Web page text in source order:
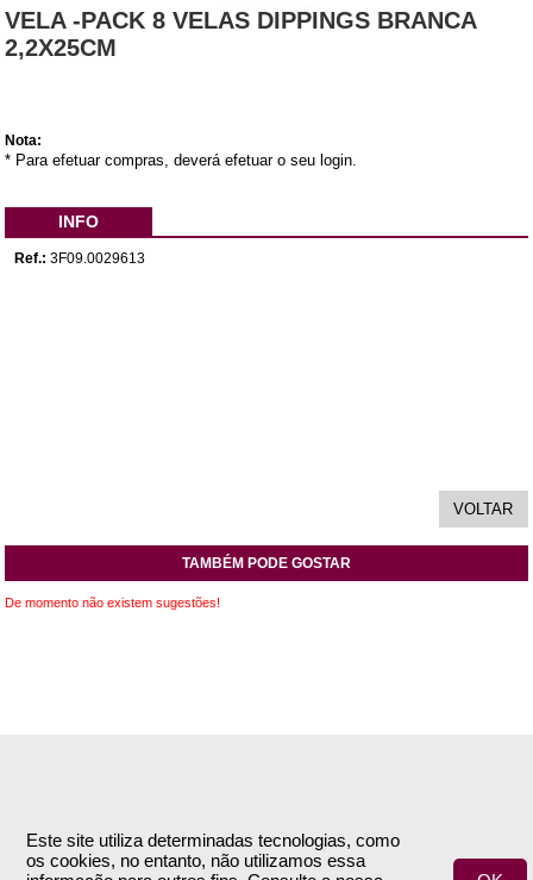
Este site utiliza determinadas tecnologias, como
os cookies, no entanto, não utilizamos essa
VELA -PACK 8 VELAS DIPPINGS BRANCA
2,2X25CM
Nota:
* Para efetuar compras, deverá efetuar o seu login.
INFO
Ref.: 3F09.0029613
TAMBÉM PODE GOSTAR
De momento não existem sugestões!
Empresa
Termos e Condições
Encomendas & Pagamentos
Envio